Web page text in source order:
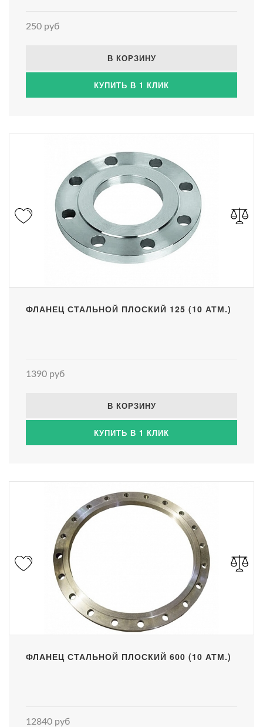
250 руб
В КОРЗИНУ
КУПИТЬ В 1 КЛИК
ФЛАНЕЦ СТАЛЬНОЙ ПЛОСКИЙ 125 (10 АТМ.)
1390 руб
В КОРЗИНУ
КУПИТЬ В 1 КЛИК
ФЛАНЕЦ СТАЛЬНОЙ ПЛОСКИЙ 600 (10 АТМ.)
12840 руб